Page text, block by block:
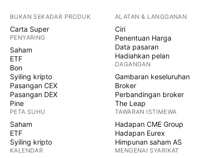
BUKAN SEKADAR PRODUK
Carta Super
PENYARING
Saham
ETF
Bon
Syiling kripto
Pasangan CEX
Pasangan DEX
Pine
PETA SUHU
Saham
ETF
Syiling kripto
KALENDAR
ALATAN & LANGGANAN
Ciri
Penentuan Harga
Data pasaran
Hadiahkan pelan
DAGANGAN
Gambaran keseluruhan
Broker
Perbandingan broker
The Leap
TAWARAN ISTIMEWA
Hadapan CME Group
Hadapan Eurex
Himpunan saham AS
MENGENAI SYARIKAT